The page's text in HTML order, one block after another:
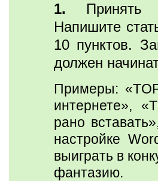
1. Принять
Напишите
10 пунктов.
должен
Примеры:
интернете»,
рано
настройке
выиграть в
фантазию.